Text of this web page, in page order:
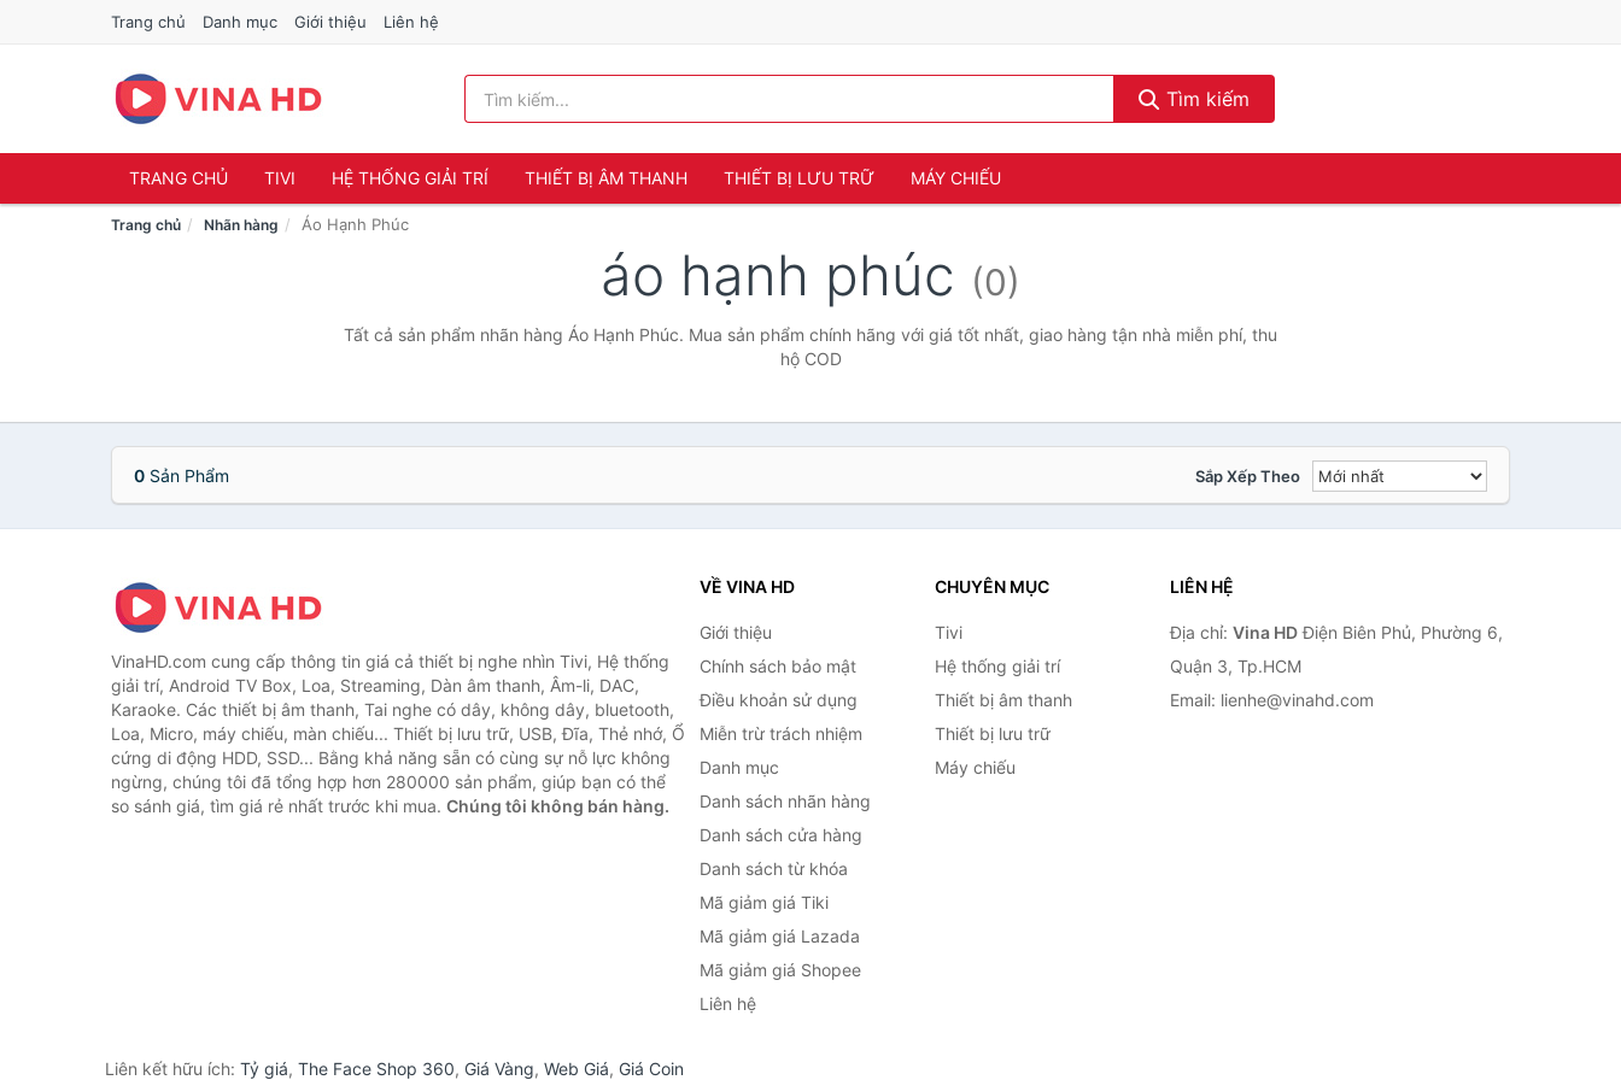
Trang chủ Danh mục Giới thiệu Liên hệ
Tìm kiếm
TRANG CHỦ TIVI HỆ THỐNG GIẢI TRÍ THIẾT BỊ ÂM THANH THIẾT BỊ LƯU TRỮ MÁY CHIẾU
Trang chủ Nhãn hàng Áo Hạnh Phúc
áo hạnh phúc (0)
Tất cả sản phẩm nhãn hàng Áo Hạnh Phúc. Mua sản phẩm chính hãng với giá tốt nhất, giao hàng tận nhà miễn phí, thu
hộ COD
0 Sản Phẩm Sắp Xếp Theo
VinaHD.com cung cấp thông tin giá cả thiết bị nghe nhìn Tivi, Hệ thống
giải trí, Android TV Box, Loa, Streaming, Dàn âm thanh, Âm-li, DAC,
Karaoke. Các thiết bị âm thanh, Tai nghe có dây, không dây, bluetooth,
Loa, Micro, máy chiếu, màn chiếu... Thiết bị lưu trữ, USB, Đĩa, Thẻ nhớ, Ổ
cứng di động HDD, SSD... Bằng khả năng sẵn có cùng sự nỗ lực không
ngừng, chúng tôi đã tổng hợp hơn 280000 sản phẩm, giúp bạn có thể
so sánh giá, tìm giá rẻ nhất trước khi mua. Chúng tôi không bán hàng.
VỀ VINA HD
Giới thiệu
Chính sách bảo mật
Điều khoản sử dụng
Miễn trừ trách nhiệm
Danh mục
Danh sách nhãn hàng
Danh sách cửa hàng
Danh sách từ khóa
Mã giảm giá Tiki
Mã giảm giá Lazada
Mã giảm giá Shopee
Liên hệ
CHUYÊN MỤC
Tivi
Hệ thống giải trí
Thiết bị âm thanh
Thiết bị lưu trữ
Máy chiếu
LIÊN HỆ
Địa chỉ: Vina HDĐiện Biên Phủ, Phường 6,
Quận 3, Tp.HCM
Email: lienhe@vinahd.com
Liên kết hữu ích: Tỷ giá, The Face Shop 360, Giá Vàng, Web Giá, Giá Coin